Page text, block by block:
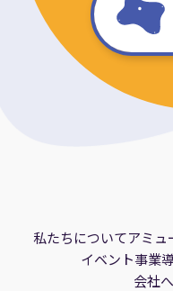
私たちについてアミュ
イベント事業
会社